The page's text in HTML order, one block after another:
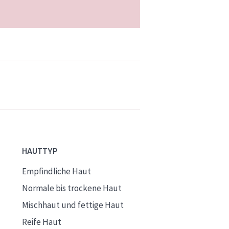
HAUTTYP
Empfindliche Haut
Normale bis trockene Haut
Mischhaut und fettige Haut
Reife Haut